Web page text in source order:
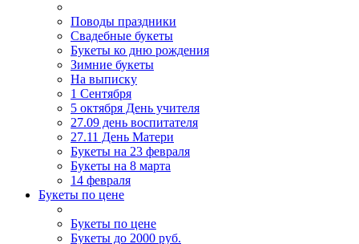
Поводы праздники
Свадебные букеты
Букеты ко дню рождения
Зимние букеты
На выписку
1 Сентября
5 октября День учителя
27.09 день воспитателя
27.11 День Матери
Букеты на 23 февраля
Букеты на 8 марта
14 февраля
Букеты по цене
Букеты по цене
Букеты до 2000 руб.